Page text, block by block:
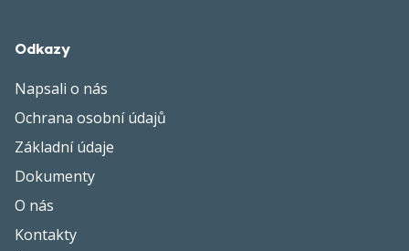
Odkazy
Napsali o nás
Ochrana osobní údajů
Základní údaje
Dokumenty
O nás
Kontakty